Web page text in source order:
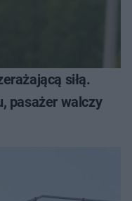
siłą.
pasażer walczy